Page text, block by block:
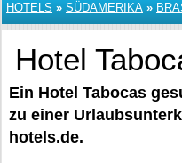
HOTELS » SÜDAMERIKA »
Hotel
Ein Hotel Tabocas
zu einer
hotels.de.